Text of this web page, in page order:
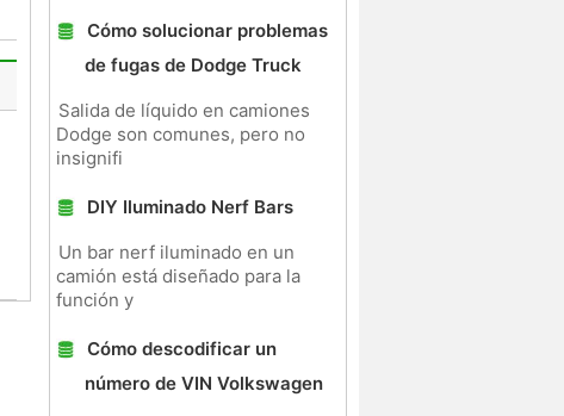
Cómo solucionar problemas
de fugas de Dodge Truck
Salida de líquido en camiones
Dodge son comunes, pero no
insignifi
DIY Iluminado Nerf Bars
Un bar nerf iluminado en un
camión está diseñado para la
función y
Cómo descodificar un
número de VIN Volkswagen